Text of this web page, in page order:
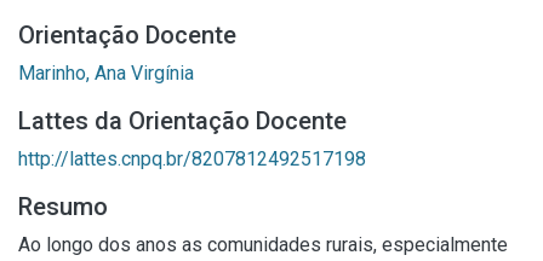
Orientação Docente
Marinho, Ana Virgínia
Lattes da Orientação Docente
http://lattes.cnpq.br/8207812492517198
Resumo
Ao longo dos anos as comunidades rurais, especialmente